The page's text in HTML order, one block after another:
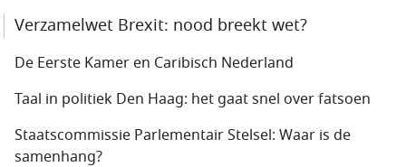
Verzamelwet Brexit: nood breekt wet?
De Eerste Kamer en Caribisch Nederland
Taal in politiek Den Haag: het gaat snel over fatsoen
Staatscommissie Parlementair Stelsel: Waar is de
samenhang?